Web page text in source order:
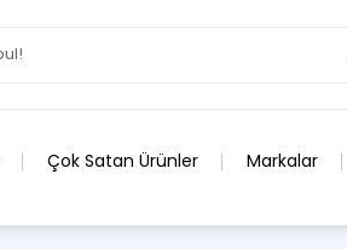
Çok Satan Ürünler Markalar